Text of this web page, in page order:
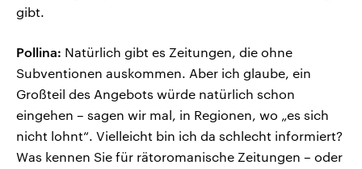
gibt.
Pollina: Natürlich gibt es Zeitungen, die ohne
Subventionen auskommen. Aber ich glaube, ein
Großteil des Angebots würde natürlich schon
eingehen – sagen wir mal, in Regionen, wo „es sich
nicht lohnt“. Vielleicht bin ich da schlecht informiert?
Was kennen Sie für rätoromanische Zeitungen – oder